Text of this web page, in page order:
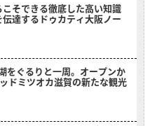
そできる徹底した高い知識
達するドゥカティ大阪ノー
をぐるりと一周。オープンか
ドミツオカ滋賀の新たな観光